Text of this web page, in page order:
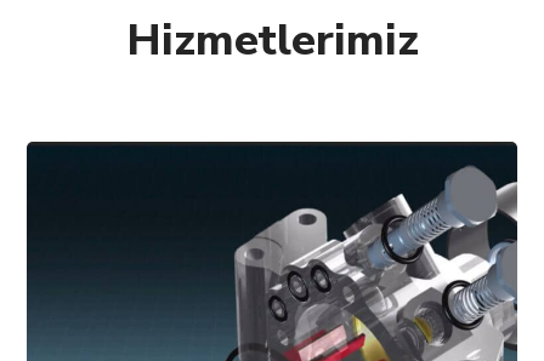
Hizmetlerimiz